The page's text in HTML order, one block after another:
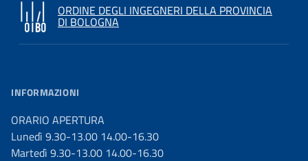
ORDINE DEGLI INGEGNERI DELLA PROVINCIA
DI BOLOGNA
INFORMAZIONI
ORARIO APERTURA
Lunedì 9.30-13.00 14.00-16.30
Martedì 9.30-13.00 14.00-16.30